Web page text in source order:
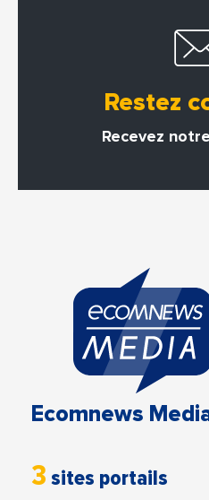
Restez
Recevez
Ecomnews
3 sites portails